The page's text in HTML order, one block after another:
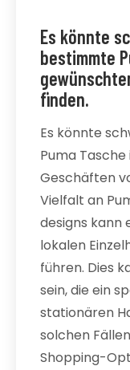
Es könnte
bestimmte
finden.
Es könnte
Puma
Geschäften
Vielfalt an
designs kann
lokalen
führen. Dies
sein, die ein
stationären
solchen
Shopping-